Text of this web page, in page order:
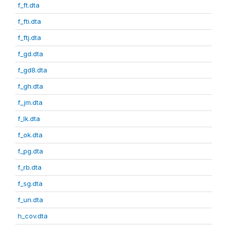
f_ft.dta
f_fti.dta
f_ftj.dta
f_gd.dta
f_gd8.dta
f_gh.dta
f_jm.dta
f_lk.dta
f_ok.dta
f_pg.dta
f_rb.dta
f_sg.dta
f_un.dta
h_cov.dta